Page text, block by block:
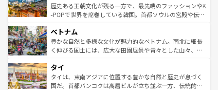
はコンテンツ一覧を参照してほしい。
ビング、ハイキングなど、アウトドア好きにはたまらな
い。オーストラリアの多彩な魅力を存分に味わいつくそ
参照してほしい。
と山間の静けさが共存しており、訪れる人に新しい発見と
驚きをもたらしてくれる。また、奥深い台湾の食文化も魅
容にもいいと評判のスイーツなど、バラエティ豊かな料理
が味わえる。 なお、新着の台湾情報は コンテンツ一覧を参
照してほしい。
歴史ある王朝文化が残る一方で、最先端のファッションやK
-POPで世界を席巻している韓国。首都ソウルの宮殿や伝統
き、地方に足を延ばせば四季折々の自然美を楽しむことが
できる。そして、キムチや焼肉、絶品のストリートフード
まで、さまざまな韓国料理が待っている。夜には、韓国な
リティに包まれながら、韓国の多彩な魅力を心ゆくまで味
わってみてほしい。 なお、新着の韓国情報はコンテンツ一
覧を参照してほしい。
ベトナム
豊かな自然と多様な文化が魅力的なベトナム。南北に細長
く伸びる国土には、広大な田園風景や青々とした山々、世
急速な発展と共に伝統が息づく。ハノイの古い町並みやホ
ーチミン市のフランス統治時代の建物も、独特の雰囲気を
醸し出している。また、バラエティの豊かさとおいしさで
タイ
タイは、東南アジアに位置する豊かな自然と歴史が息づく
国だ。首都バンコクは高層ビルが立ち並ぶ一方、伝統的な